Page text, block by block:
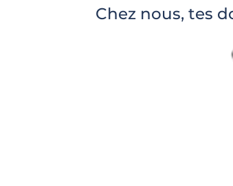
Chez nous, tes